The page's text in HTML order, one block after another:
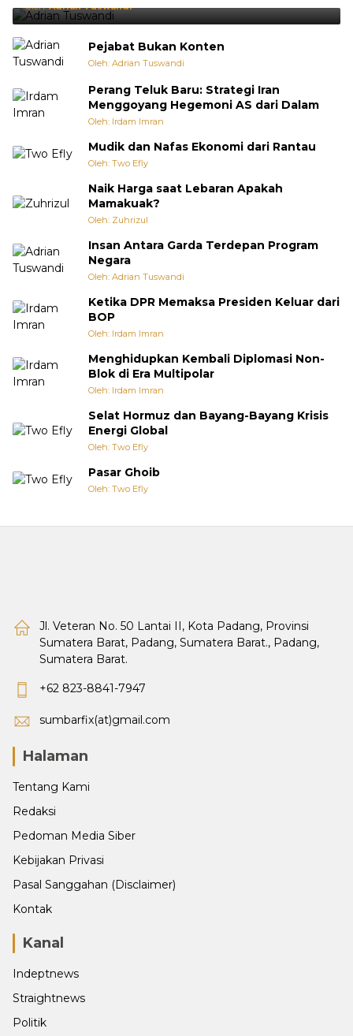
Oleh:Adrian Tuswandi
Pejabat Bukan Konten
Oleh: Adrian Tuswandi
Perang Teluk Baru: Strategi Iran
Menggoyang Hegemoni AS dari Dalam
Oleh: Irdam Imran
Mudik dan Nafas Ekonomi dari Rantau
Oleh: Two Efly
Naik Harga saat Lebaran Apakah
Mamakuak?
Oleh: Zuhrizul
Insan Antara Garda Terdepan Program
Negara
Oleh: Adrian Tuswandi
Ketika DPR Memaksa Presiden Keluar dari
BOP
Oleh: Irdam Imran
Menghidupkan Kembali Diplomasi Non-
Blok di Era Multipolar
Oleh: Irdam Imran
Selat Hormuz dan Bayang-Bayang Krisis
Energi Global
Oleh: Two Efly
Pasar Ghoib
Oleh: Two Efly
Jl. Veteran No. 50 Lantai II, Kota Padang, Provinsi
Sumatera Barat, Padang, Sumatera Barat., Padang,
Sumatera Barat.
+62 823-8841-7947
sumbarfix(at)gmail.com
Halaman
Tentang Kami
Redaksi
Pedoman Media Siber
Kebijakan Privasi
Pasal Sanggahan (Disclaimer)
Kontak
Kanal
Indeptnews
Straightnews
Politik